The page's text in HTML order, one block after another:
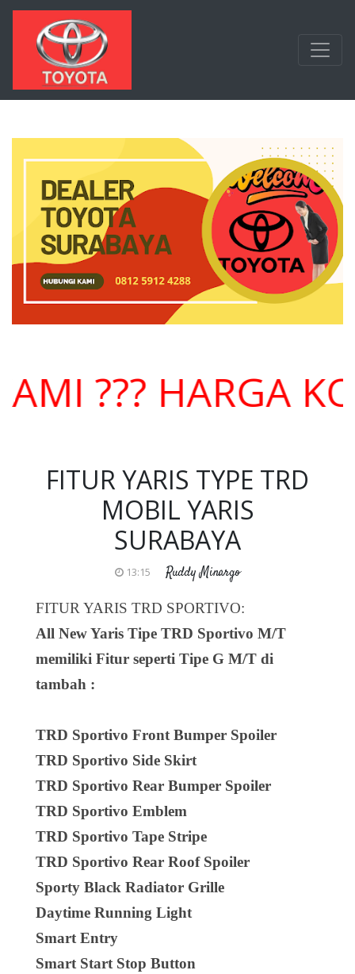
Langsung ke konten utama
HARGA
FITUR YARIS TYPE TRD
MOBIL YARIS
SURABAYA
13:15 Ruddy Minargo
FITUR YARIS TRD SPORTIVO:
All New Yaris Tipe TRD Sportivo M/T
memiliki Fitur seperti Tipe G M/T di
tambah :
TRD Sportivo Front Bumper Spoiler
TRD Sportivo Side Skirt
TRD Sportivo Rear Bumper Spoiler
TRD Sportivo Emblem
TRD Sportivo Tape Stripe
TRD Sportivo Rear Roof Spoiler
Sporty Black Radiator Grille
Daytime Running Light
Smart Entry
Smart Start Stop Button